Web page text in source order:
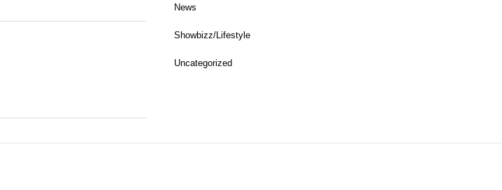
News
Showbizz/Lifestyle
Uncategorized